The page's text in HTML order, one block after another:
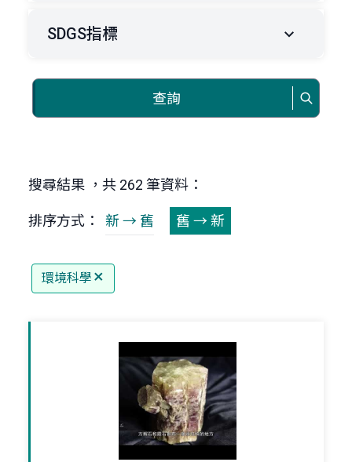
SDGS指標
查詢
搜尋結果 ，共 262 筆資料：
排序方式： 新 → 舊 舊 → 新
環境科學